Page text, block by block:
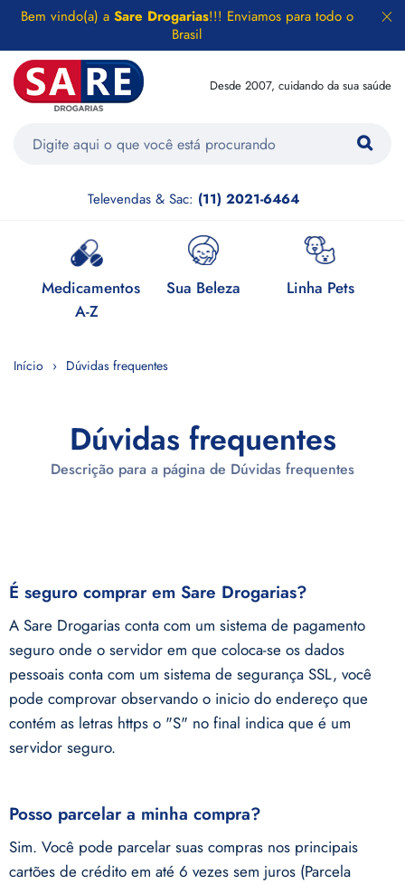
Bem vindo(a) a Sare Drogarias!!! Enviamos para todo o
Brasil
Desde 2007, cuidando da sua saúde
Televendas & Sac: (11) 2021-6464
Medicamentos
A-Z
Sua Beleza Linha Pets
Início Dúvidas frequentes
Dúvidas frequentes
Descrição para a página de Dúvidas frequentes
É seguro comprar em Sare Drogarias?
A Sare Drogarias conta com um sistema de pagamento
seguro onde o servidor em que coloca-se os dados
pessoais conta com um sistema de segurança SSL, você
pode comprovar observando o inicio do endereço que
contém as letras https o "S" no final indica que é um
servidor seguro.
Posso parcelar a minha compra?
Sim. Você pode parcelar suas compras nos principais
cartões de crédito em até 6 vezes sem juros (Parcela